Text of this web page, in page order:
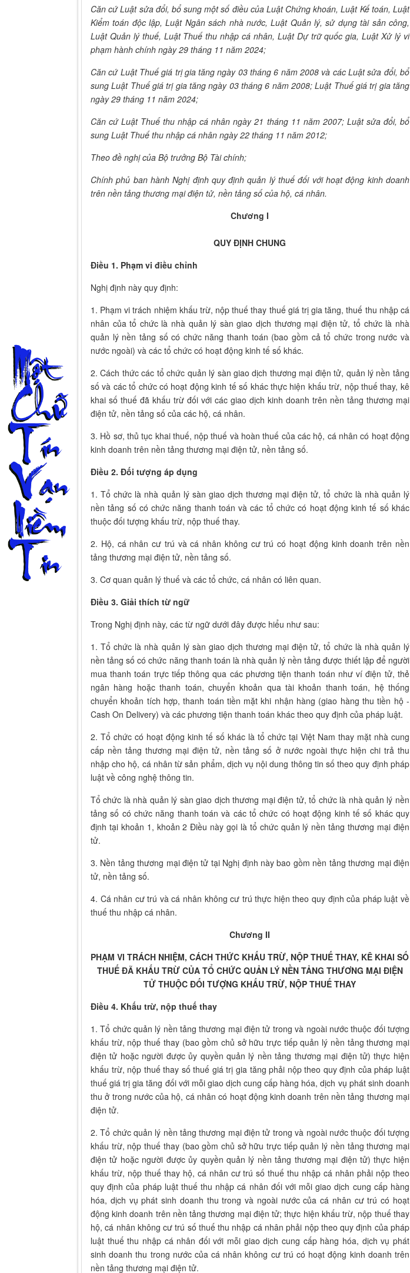
Căn cứ Luật sửa đổi, bổ sung một số điều của Luật Chứng khoán, Luật Kế toán, Luật
Kiểm toán độc lập, Luật Ngân sách nhà nước, Luật Quản lý, sử dụng tài sản công,
Luật Quản lý thuế, Luật Thuế thu nhập cá nhân, Luật Dự trữ quốc gia, Luật Xử lý vi
phạm hành chính ngày 29 tháng 11 năm 2024;
Căn cứ Luật Thuế giá trị gia tăng ngày 03 tháng 6 năm 2008 và các Luật sửa đổi, bổ
sung Luật Thuế giá trị gia tăng ngày 03 tháng 6 năm 2008; Luật Thuế giá trị gia tăng
ngày 29 tháng 11 năm 2024;
Căn cứ Luật Thuế thu nhập cá nhân ngày 21 tháng 11 năm 2007; Luật sửa đổi, bổ
sung Luật Thuế thu nhập cá nhân ngày 22 tháng 11 năm 2012;
Theo đề nghị của Bộ trưởng Bộ Tài chính;
Chính phủ ban hành Nghị định quy định quản lý thuế đối với hoạt động kinh doanh
trên nền tảng thương mại điện tử, nền tảng số của hộ, cá nhân.
Chương I
QUY ĐỊNH CHUNG
Điều 1. Phạm vi điều chỉnh
Nghị định này quy định:
1. Phạm vi trách nhiệm khấu trừ, nộp thuế thay thuế giá trị gia tăng, thuế thu nhập cá
nhân của tổ chức là nhà quản lý sàn giao dịch thương mại điện tử, tổ chức là nhà
quản lý nền tảng số có chức năng thanh toán (bao gồm cả tổ chức trong nước và
nước ngoài) và các tổ chức có hoạt động kinh tế số khác.
2. Cách thức các tổ chức quản lý sàn giao dịch thương mại điện tử, quản lý nền tảng
số và các tổ chức có hoạt động kinh tế số khác thực hiện khấu trừ, nộp thuế thay, kê
khai số thuế đã khấu trừ đối với các giao dịch kinh doanh trên nền tảng thương mại
điện tử, nền tảng số của các hộ, cá nhân.
3. Hồ sơ, thủ tục khai thuế, nộp thuế và hoàn thuế của các hộ, cá nhân có hoạt động
kinh doanh trên nền tảng thương mại điện tử, nền tảng số.
Điều 2. Đối tượng áp dụng
1. Tổ chức là nhà quản lý sàn giao dịch thương mại điện tử, tổ chức là nhà quản lý
nền tảng số có chức năng thanh toán và các tổ chức có hoạt động kinh tế số khác
thuộc đối tượng khấu trừ, nộp thuế thay.
2. Hộ, cá nhân cư trú và cá nhân không cư trú có hoạt động kinh doanh trên nền
tảng thương mại điện tử, nền tảng số.
3. Cơ quan quản lý thuế và các tổ chức, cá nhân có liên quan.
Điều 3. Giải thích từ ngữ
Trong Nghị định này, các từ ngữ dưới đây được hiểu như sau:
1. Tổ chức là nhà quản lý sàn giao dịch thương mại điện tử, tổ chức là nhà quản lý
nền tảng số có chức năng thanh toán là nhà quản lý nền tảng được thiết lập để người
mua thanh toán trực tiếp thông qua các phương tiện thanh toán như ví điện tử, thẻ
ngân hàng hoặc thanh toán, chuyển khoản qua tài khoản thanh toán, hệ thống
chuyển khoản tích hợp, thanh toán tiền mặt khi nhận hàng (giao hàng thu tiền hộ -
Cash On Delivery) và các phương tiện thanh toán khác theo quy định của pháp luật.
2. Tổ chức có hoạt động kinh tế số khác là tổ chức tại Việt Nam thay mặt nhà cung
cấp nền tảng thương mại điện tử, nền tảng số ở nước ngoài thực hiện chi trả thu
nhập cho hộ, cá nhân từ sản phẩm, dịch vụ nội dung thông tin số theo quy định pháp
luật về công nghệ thông tin.
Tổ chức là nhà quản lý sàn giao dịch thương mại điện tử, tổ chức là nhà quản lý nền
tảng số có chức năng thanh toán và các tổ chức có hoạt động kinh tế số khác quy
định tại khoản 1, khoản 2 Điều này gọi là tổ chức quản lý nền tảng thương mại điện
tử.
3. Nền tảng thương mại điện tử tại Nghị định này bao gồm nền tảng thương mại điện
tử, nền tảng số.
4. Cá nhân cư trú và cá nhân không cư trú thực hiện theo quy định của pháp luật về
thuế thu nhập cá nhân.
Chương II
PHẠM VI TRÁCH NHIỆM, CÁCH THỨC KHẤU TRỪ, NỘP THUẾ THAY, KÊ KHAI SỐ
THUẾ ĐÃ KHẤU TRỪ CỦA TỔ CHỨC QUẢN LÝ NỀN TẢNG THƯƠNG MẠI ĐIỆN
TỬ THUỘC ĐỐI TƯỢNG KHẤU TRỪ, NỘP THUẾ THAY
Điều 4. Khấu trừ, nộp thuế thay
1. Tổ chức quản lý nền tảng thương mại điện tử trong và ngoài nước thuộc đối tượng
khấu trừ, nộp thuế thay (bao gồm chủ sở hữu trực tiếp quản lý nền tảng thương mại
điện tử hoặc người được ủy quyền quản lý nền tảng thương mại điện tử) thực hiện
khấu trừ, nộp thuế thay số thuế giá trị gia tăng phải nộp theo quy định của pháp luật
thuế giá trị gia tăng đối với mỗi giao dịch cung cấp hàng hóa, dịch vụ phát sinh doanh
thu ở trong nước của hộ, cá nhân có hoạt động kinh doanh trên nền tảng thương mại
điện tử.
2. Tổ chức quản lý nền tảng thương mại điện tử trong và ngoài nước thuộc đối tượng
khấu trừ, nộp thuế thay (bao gồm chủ sở hữu trực tiếp quản lý nền tảng thương mại
điện tử hoặc người được ủy quyền quản lý nền tảng thương mại điện tử) thực hiện
khấu trừ, nộp thuế thay hộ, cá nhân cư trú số thuế thu nhập cá nhân phải nộp theo
quy định của pháp luật thuế thu nhập cá nhân đối với mỗi giao dịch cung cấp hàng
hóa, dịch vụ phát sinh doanh thu trong và ngoài nước của cá nhân cư trú có hoạt
động kinh doanh trên nền tảng thương mại điện tử; thực hiện khấu trừ, nộp thuế thay
hộ, cá nhân không cư trú số thuế thu nhập cá nhân phải nộp theo quy định của pháp
luật thuế thu nhập cá nhân đối với mỗi giao dịch cung cấp hàng hóa, dịch vụ phát
sinh doanh thu trong nước của cá nhân không cư trú có hoạt động kinh doanh trên
nền tảng thương mại điện tử.